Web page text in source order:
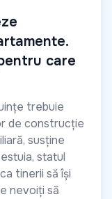
care
trebuie
de construcție
susține
statul
tinerii să își
nevoiți să